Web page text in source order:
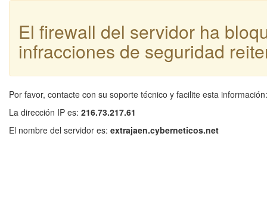
El firewall del servidor ha
infracciones de seguridad
Por favor, contacte con su soporte técnico y facilite esta información:
La dirección IP es: 216.73.217.61
El nombre del servidor es: extrajaen.cyberneticos.net